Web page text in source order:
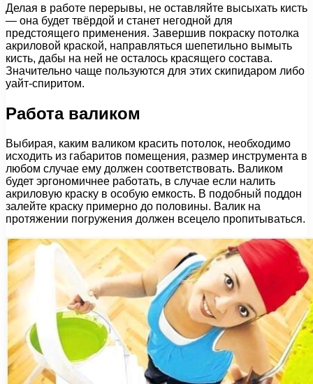
Делая в работе перерывы, не оставляйте высыхать кисть
— она будет твёрдой и станет негодной для
предстоящего применения. Завершив покраску потолка
акриловой краской, направляться шепетильно вымыть
кисть, дабы на ней не осталось красящего состава.
Значительно чаще пользуются для этих скипидаром либо
уайт-спиритом.
Работа валиком
Выбирая, каким валиком красить потолок, необходимо
исходить из габаритов помещения, размер инструмента в
любом случае ему должен соответствовать. Валиком
будет эргономичнее работать, в случае если налить
акриловую краску в особую емкость. В подобный поддон
залейте краску примерно до половины. Валик на
протяжении погружения должен всецело пропитываться.